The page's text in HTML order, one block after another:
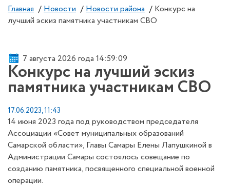
Главная / Новости / Новости района / Конкурс на
лучший эскиз памятника участникам СВО
7 августа 2026 года 14:59:09
Конкурс на лучший эскиз
памятника участникам СВО
17.06.2023, 11:43
14 июня 2023 года под руководством председателя
Ассоциации «Совет муниципальных образований
Самарской области», Главы Самары Елены Лапушкиной в
Администрации Самары состоялось совещание по
созданию памятника, посвященного специальной военной
операции.